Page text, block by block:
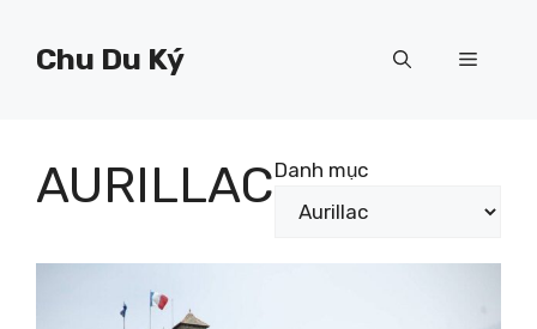
Chu Du Ký Menu
AURILLACDanh mục